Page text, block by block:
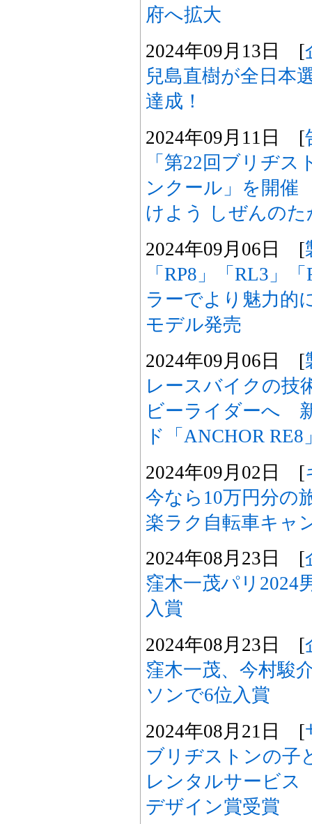
府へ拡大
2024年09月13日 [
兒島直樹が全日本
達成！
2024年09月11日 [
「第22回ブリヂ
ンクール」を開
けよう しぜんのた
2024年09月06日 [
「RP8」「RL3」
ラーでより魅力的
モデル発売
2024年09月06日 [
レースバイクの技
ビーライダーへ
ド「ANCHOR RE8
2024年09月02日 [
今なら10万円分の
楽ラク自転車キャ
2024年08月23日 [
窪木一茂パリ2024
入賞
2024年08月23日 [
窪木一茂、今村駿
ソンで6位入賞
2024年08月21日 [
ブリヂストンの子
レンタルサービス
デザイン賞受賞